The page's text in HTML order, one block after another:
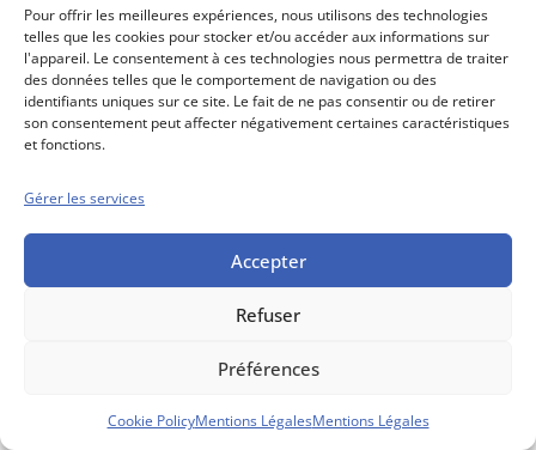
Pour offrir les meilleures expériences, nous utilisons des technologies
telles que les cookies pour stocker et/ou accéder aux informations sur
l'appareil. Le consentement à ces technologies nous permettra de traiter
des données telles que le comportement de navigation ou des
identifiants uniques sur ce site. Le fait de ne pas consentir ou de retirer
son consentement peut affecter négativement certaines caractéristiques
et fonctions.
Gérer les services
Accepter
Refuser
Préférences
Cookie PolicyMentions LégalesMentions Légales
Propos Utiles est
une publication
des Editions
Marigny
Mentions Légales
Politique cookie